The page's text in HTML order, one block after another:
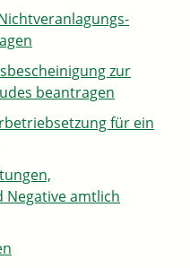
zur
beantragen
für ein
Negative amtlich